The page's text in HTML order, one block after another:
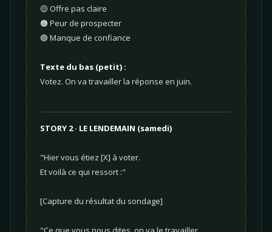
🟡 Offre pas claire
🟠 Peur de prospecter
🟣 Manque de confiance
Texte du bas (petit) :
Votez. On va travailler la réponse en juin.
STORY 2 · LE LENDEMAIN (samedi)
"Hier vous étiez [X] à voter.
Et voilà ce qui ressort :"
[Capture du résultat du sondage]